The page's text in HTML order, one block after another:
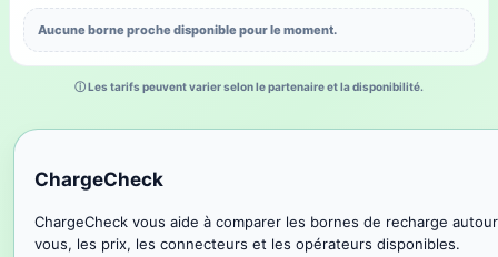
Aucune borne proche disponible pour le moment.
ⓘ Les tarifs peuvent varier selon le partenaire et la disponibilité.
ChargeCheck
ChargeCheck vous aide à comparer les bornes de recharge
vous, les prix, les connecteurs et les opérateurs disponibles.